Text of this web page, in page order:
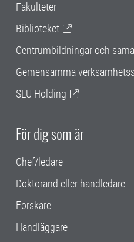
Fakulteter
Biblioteket
Centrumbildningar och
Gemensamma
SLU Holding
För dig som är
Chef/ledare
Doktorand eller handledare
Forskare
Handläggare